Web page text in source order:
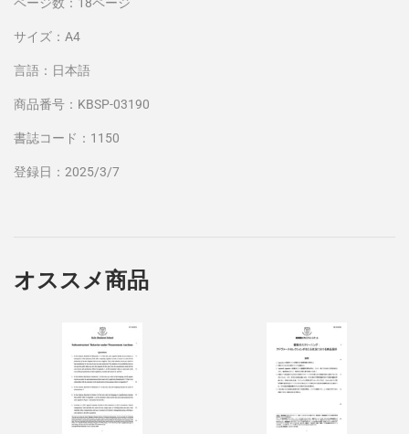
サイズ：A4
言語：日本語
商品番号：KBSP-03190
書誌コード：1150
登録日：2025/3/7
オススメ商品